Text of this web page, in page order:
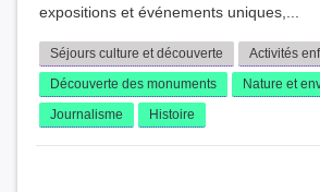
expositions et événements uniques,...
Séjours culture et découverte
Activités
Découverte des monuments
Nature et
Journalisme
Histoire